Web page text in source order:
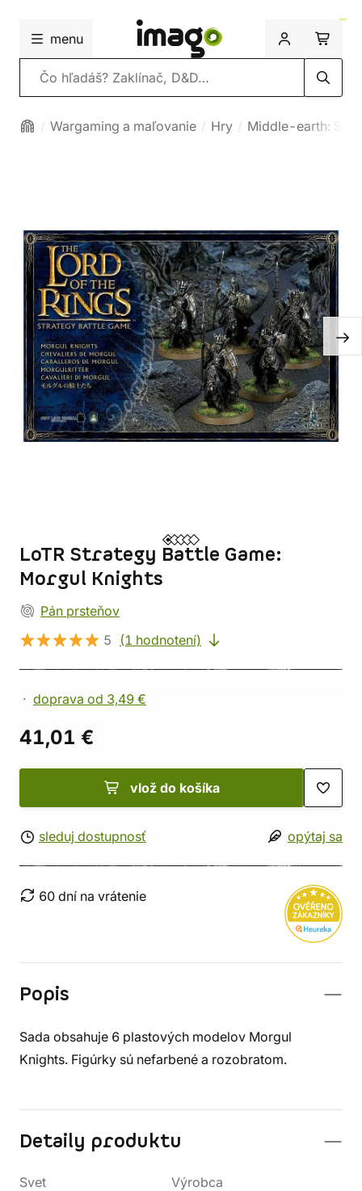
menu
Vyhľadávanie
Wargaming a maľovanie Hry Middle-earth:
LoTR Strategy Battle Game:
Morgul Knights
Pán prsteňov
5
(1 hodnotení)
doprava od 3,49 €
41,01 €
vlož do košíka
sleduj dostupnosť opýtaj sa
60 dní na vrátenie
Popis
Sada obsahuje 6 plastových modelov Morgul
Knights. Figúrky sú nefarbené a rozobratom.
Detaily produktu
Svet
Výrobca